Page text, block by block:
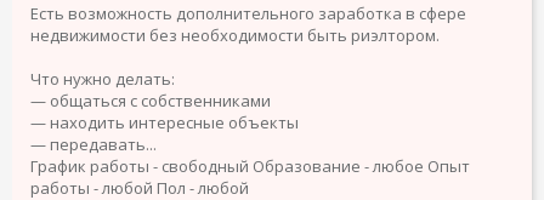
Есть возможность дополнительного заработка в сфере
недвижимости без необходимости быть риэлтором.
Что нужно делать:
— общаться с собственниками
— находить интересные объекты
— передавать...
График работы - свободный Образование - любое Опыт
работы - любой Пол - любой